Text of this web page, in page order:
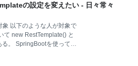
ます。機能についても使
いのかなども書かれてい
とがたくさんあるうえに
でできるため、できるこ
と初見の人が目的のドキ
のものは https://spring
の設定を変えたい - 日々常々
以下のような人が対象で
て new RestTemplate() と
。 SpringBootを使ってい
るけど仕組みとかおさえて